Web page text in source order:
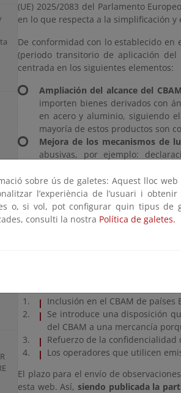
(UE) 2025/2083 del Parlamento
en lo que respecta a la simplificación
De conformidad con lo establecido en
(periodo transitorio de aplicación
centrada en los siguientes elementos:
Ampliación del alcance del CBAM
importen bienes derivados con
en acero y aluminio, siguiendo
mayoría de estos productos son
Mejora de los mecanismos de
abusivas, por ejemplo:
documentación para el uso de
contempla la inclusión de la
CBAM.
Mejoras en el tratamiento de
electricidad se revisa el
únicamente en combustibles
Inclusión en el CBAM de países
Se introduce una disposición
del CBAM a una mercancía
Refuerzo de la confidencialidad
Los operadores que utilicen
El plazo para el envío de
esta web. Así, siendo publicada la
sobre ús de galetes: Aquest lloc
l’experiència de l’usuari i
o, si vol, pot configurar quin tipus de
consulti la nostra Política de galetes.